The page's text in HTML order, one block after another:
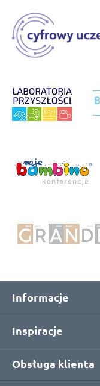
Informacje
Inspiracje
Obsługa klienta